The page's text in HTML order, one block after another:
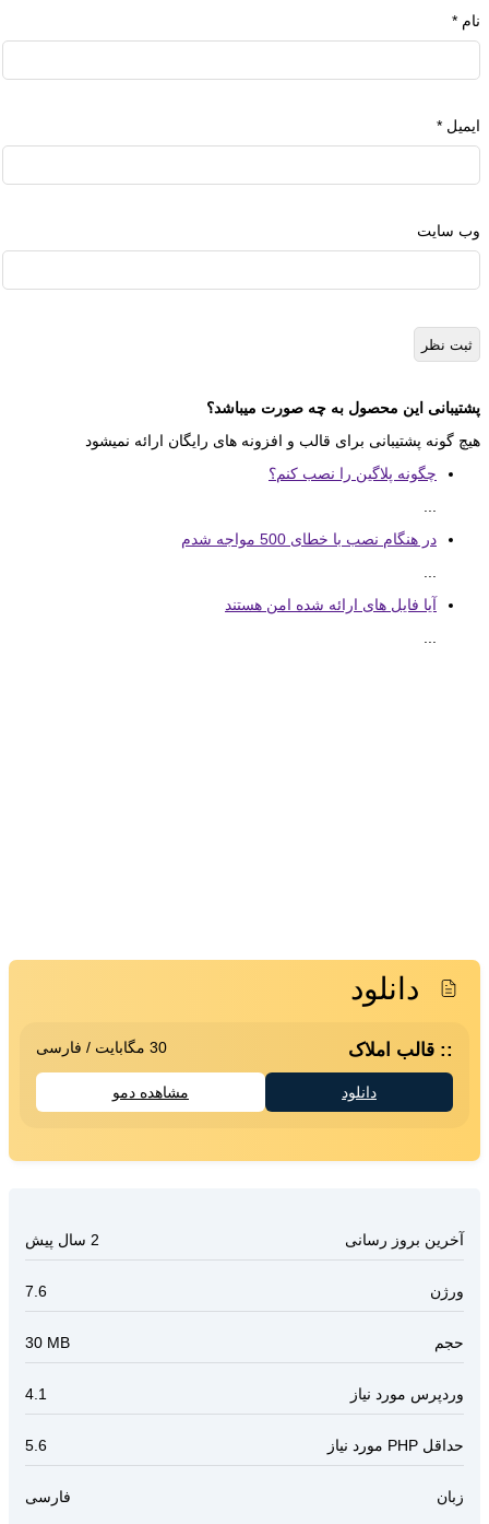
نام *
ایمیل *
وب‌ سایت
پشتیبانی این محصول به چه صورت میباشد؟
هیچ گونه پشتیبانی برای قالب و افزونه های رایگان ارائه نمیشود
چگونه پلاگین را نصب کنم؟
در هنگام نصب با خطای 500 مواجه شدم
آیا فایل های ارائه شده امن هستند
دانلود
قالب املاک 30 مگابایت / فارسی
دانلود مشاهده دمو
آخرین بروز رسانی 2 سال پیش
ورژن 7.6
حجم 30 MB
وردپرس مورد نیاز 4.1
حداقل PHP مورد نیاز 5.6
زبان فارسی